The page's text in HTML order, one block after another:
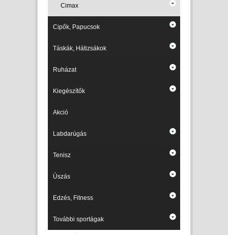
Cimax
Cipők, Papucsok
Táskák, Hátizsákok
Ruházat
Kiegészítők
Akció
Labdarúgás
Tenisz
Úszás
Edzés, Fitness
További sportágak